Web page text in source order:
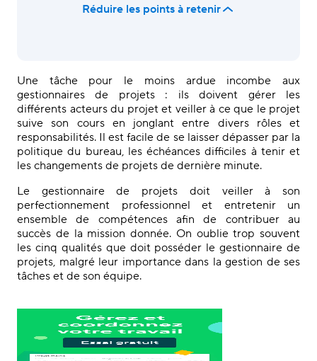
Réduire les points à retenir
Une tâche pour le moins ardue incombe aux
gestionnaires de projets : ils doivent gérer les
différents acteurs du projet et veiller à ce que le projet
suive son cours en jonglant entre divers rôles et
responsabilités. Il est facile de se laisser dépasser par la
politique du bureau, les échéances difficiles à tenir et
les changements de projets de dernière minute.
Le gestionnaire de projets doit veiller à son
perfectionnement professionnel et entretenir un
ensemble de compétences afin de contribuer au
succès de la mission donnée. On oublie trop souvent
les cinq qualités que doit posséder le gestionnaire de
projets, malgré leur importance dans la gestion de ses
tâches et de son équipe.